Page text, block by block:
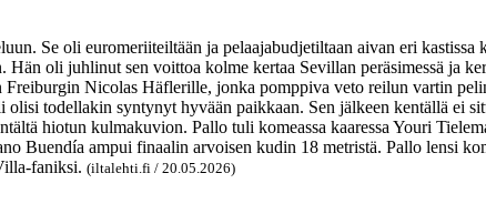
Se oli euromeriiteiltään ja pelaajabudjetiltaan aivan eri
oli juhlinut sen voittoa kolme kertaa Sevillan peräsimessä ja
Nicolas Häflerille, jonka pomppiva veto reilun vartin
olisi todellakin syntynyt hyvään paikkaan. Sen jälkeen kentällä ei
hiotun kulmakuvion. Pallo tuli komeassa kaaressa Youri
Buendía ampui finaalin arvoisen kudin 18 metristä. Pallo lensi
faniksi. (iltalehti.fi / 20.05.2026)